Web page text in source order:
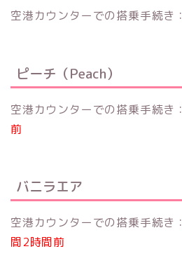
空港カウンターでの搭乗手続き：
ピーチ（Peach）
空港カウンターでの搭乗手続き：
前
バニラエア
空港カウンターでの搭乗手続き：
間2時間前